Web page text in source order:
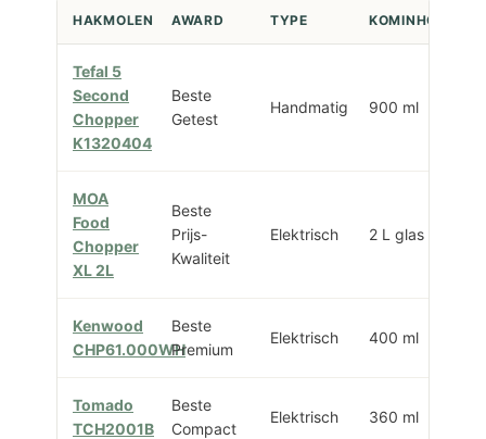
HAKMOLEN AWARD TYPE KOMINHOUD
Tefal 5
Second
Chopper
K1320404
Beste
Getest
Handmatig 900 ml
MOA
Food
Chopper
XL 2L
Beste
Prijs-
Kwaliteit
Elektrisch 2 L glas
Kenwood
CHP61.000WH
Beste
Premium
Elektrisch 400 ml
Tomado
TCH2001B
Beste
Compact
Elektrisch 360 ml